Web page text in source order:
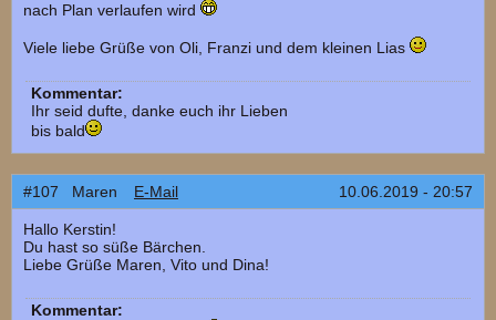
nach Plan verlaufen wird
Viele liebe Grüße von Oli, Franzi und dem kleinen Lias
Kommentar:
Ihr seid dufte, danke euch ihr Lieben
bis bald
#107 Maren E-Mail 10.06.2019 - 20:57
Hallo Kerstin!
Du hast so süße Bärchen.
Liebe Grüße Maren, Vito und Dina!
Kommentar: